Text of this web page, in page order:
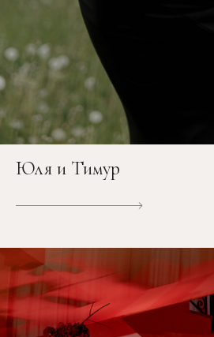
Юля и Тимур